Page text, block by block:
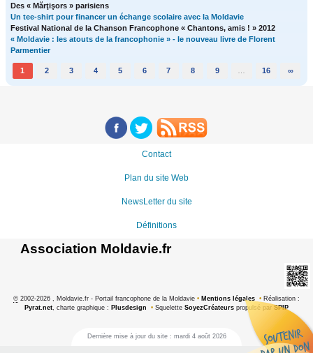
Des « Mărţişors » parisiens
Un tee-shirt pour financer un échange scolaire avec la Moldavie
Festival National de la Chanson Francophone « Chantons, amis ! » 2012
« Moldavie : les atouts de la francophonie » - le nouveau livre de Florent
Parmentier
1 2 3 4 5 6 7 8 9 16 ∞
Contact
Plan du site Web
NewsLetter du site
Définitions
Association Moldavie.fr
© 2002-2026 , Moldavie.fr - Portail francophone de la Moldavie • Mentions légales • Réalisation :
Pyrat.net, charte graphique : Plusdesign • Squelette SoyezCréateurs propulsé par SPIP
Dernière mise à jour du site : mardi 4 août 2026